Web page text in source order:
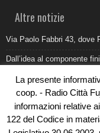
Altre notizie
Via Paolo Fabbri 43, dove
Dall’idea al componente
Belvedere Marittimo e il
Come organizzare e
Umidità di risalita in casa,
La presente
coop. - Radio Città
informazioni relative
122 del Codice in